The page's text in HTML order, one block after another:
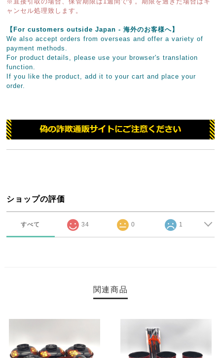
ャンセル処理致します。
【For customers outside Japan - 海外のお客様へ】
We also accept orders from overseas and offer a variety of
payment methods.
For product details, please use your browser's translation
function.
If you like the product, add it to your cart and place your
order.
ショップの評価
すべて 34 0 1
関連商品